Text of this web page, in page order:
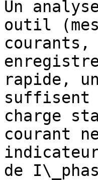
Un
outil
rapide,
suffisent
charge
courant
de